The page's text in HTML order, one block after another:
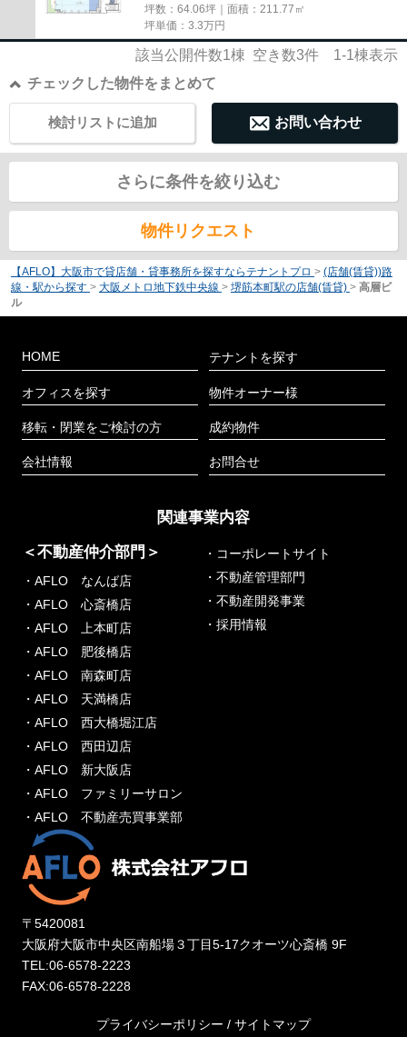
坪数：64.06坪｜面積：211.77㎡
坪単価： 3.3万円
該当公開件数1棟 空き数3件 1-1棟表示
チェックした物件をまとめて
お問い合わせ
検討リストに追加
さらに条件を絞り込む
物件リクエスト
【AFLO】大阪市で貸店舗・貸事務所を探すならテナントプロ > (店舗(賃貸))路
線・駅から探す > 大阪メトロ地下鉄中央線 > 堺筋本町駅の店舗(賃貸) > 高層ビ
ル
HOME
オフィスを探す
移転・閉業をご検討の方
会社情報
テナントを探す
物件オーナー様
成約物件
お問合せ
関連事業内容
＜不動産仲介部門＞
・AFLO なんば店
・AFLO 心斎橋店
・AFLO 上本町店
・AFLO 肥後橋店
・AFLO 南森町店
・AFLO 天満橋店
・AFLO 西大橋堀江店
・AFLO 西田辺店
・AFLO 新大阪店
・AFLO ファミリーサロン
・AFLO 不動産売買事業部
・コーポレートサイト
・不動産管理部門
・不動産開発事業
・採用情報
〒5420081
大阪府大阪市中央区南船場３丁目5-17クオーツ心斎橋 9F
TEL:06-6578-2223
FAX:06-6578-2228
プライバシーポリシー / サイトマップ